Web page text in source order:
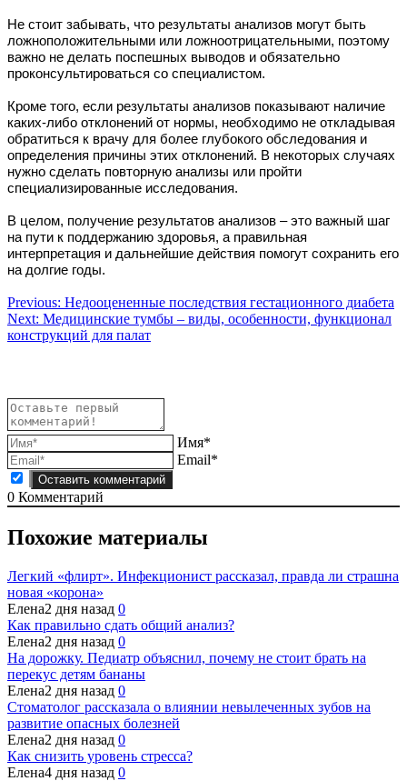
Не стоит забывать, что результаты анализов могут быть
ложноположительными или ложноотрицательными, поэтому
важно не делать поспешных выводов и обязательно
проконсультироваться со специалистом.
Кроме того, если результаты анализов показывают наличие
каких-либо отклонений от нормы, необходимо не откладывая
обратиться к врачу для более глубокого обследования и
определения причины этих отклонений. В некоторых случаях
нужно сделать повторную анализы или пройти
специализированные исследования.
В целом, получение результатов анализов – это важный шаг
на пути к поддержанию здоровья, а правильная
интерпретация и дальнейшие действия помогут сохранить его
на долгие годы.
Навигация
по
Previous: Недооцененные последствия гестационного диабета
Next: Медицинские тумбы – виды, особенности, функционал
конструкций для палат
Имя*
Email*
0 Комментарий
Похожие материалы
Легкий «флирт». Инфекционист рассказал, правда ли страшна
новая «корона»
Елена2 дня назад 0
Как правильно сдать общий анализ?
Елена2 дня назад 0
На дорожку. Педиатр объяснил, почему не стоит брать на
перекус детям бананы
Елена2 дня назад 0
Стоматолог рассказала о влиянии невылеченных зубов на
развитие опасных болезней
Елена2 дня назад 0
Как снизить уровень стресса?
Елена4 дня назад 0